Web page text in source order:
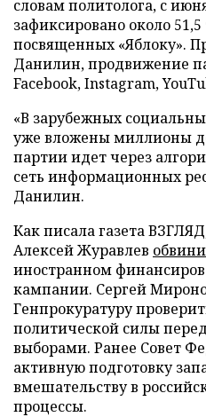
словам политолога, с
зафиксировано около
посвященных «Яблоку».
Данилин, продвижение
Facebook, Instagram,
«В зарубежных
уже вложены миллионы
партии идет через
сеть информационных
Данилин.
Как писала газета
Алексей Журавлев
иностранном
кампании. Сергей
Генпрокуратуру
политической силы
выборами. Ранее Совет
активную подготовку
вмешательству в
процессы.